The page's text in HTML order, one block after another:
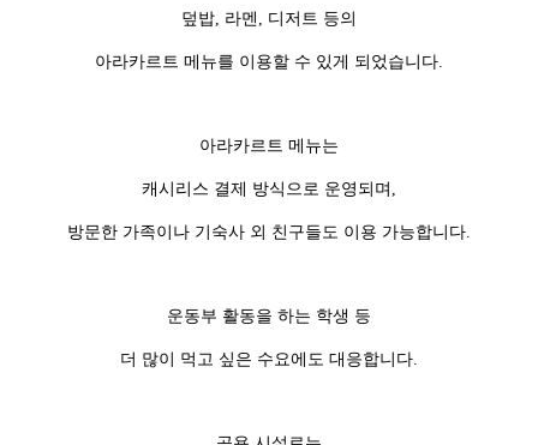
덮밥, 라멘, 디저트 등의
아라카르트 메뉴를 이용할 수 있게 되었습니다.
아라카르트 메뉴는
캐시리스 결제 방식으로 운영되며,
방문한 가족이나 기숙사 외 친구들도 이용 가능합니다.
운동부 활동을 하는 학생 등
더 많이 먹고 싶은 수요에도 대응합니다.